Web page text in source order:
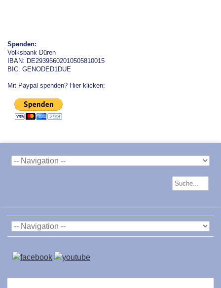
Spenden:
Volksbank Düren
IBAN: DE29395602010505810015
BIC: GENODED1DUE
Mit Paypal spenden? Hier klicken: